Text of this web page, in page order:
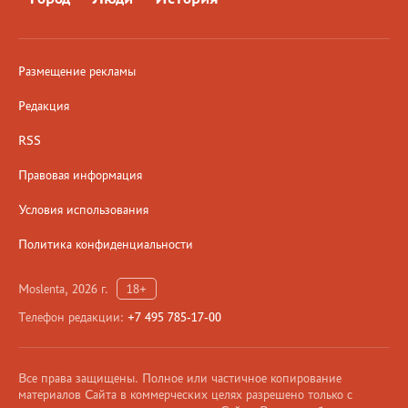
Размещение рекламы
Редакция
RSS
Правовая информация
Условия использования
Политика конфиденциальности
Moslenta, 2026 г.
18+
Телефон редакции: +7 495 785-17-00
Все права защищены. Полное или частичное копирование
материалов Сайта в коммерческих целях разрешено только с